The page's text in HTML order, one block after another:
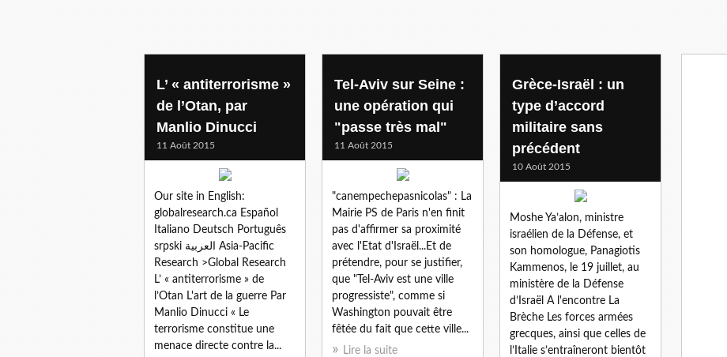
L’ « antiterrorisme »
de l’Otan, par
Manlio Dinucci
11 Août 2015
Our site in English:
globalresearch.ca Español
Italiano Deutsch Português
srpski العربية Asia-Pacific
Research >Global Research
L’ « antiterrorisme » de
l’Otan L'art de la guerre Par
Manlio Dinucci « Le
terrorisme constitue une
menace directe contre la...
Tel-Aviv sur Seine :
une opération qui
"passe très mal"
11 Août 2015
"canempechepasnicolas" : La
Mairie PS de Paris n'en finit
pas d'affirmer sa proximité
avec l'Etat d'Israël...Et de
prétendre, pour se justifier,
que "Tel-Aviv est une ville
progressiste", comme si
Washington pouvait être
fêtée du fait que cette ville...
Lire la suite
Grèce-Israël : un
type d’accord
militaire sans
précédent
10 Août 2015
Moshe Ya’alon, ministre
israélien de la Défense, et
son homologue, Panagiotis
Kammenos, le 19 juillet, au
ministère de la Défense
d’Israël A l'encontre La
Brèche Les forces armées
grecques, ainsi que celles de
l’Italie s’entraîneront bientôt